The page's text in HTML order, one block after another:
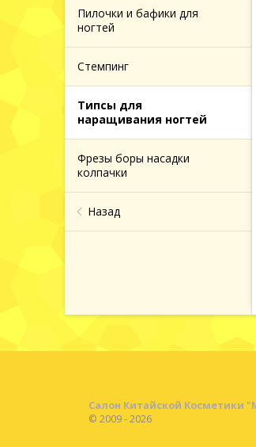
Пилочки и бафики для
ногтей
Стемпинг
Типсы для
наращивания ногтей
Фрезы боры насадки
колпачки
Назад
Салон Китайской Косметики
© 2009 - 2026